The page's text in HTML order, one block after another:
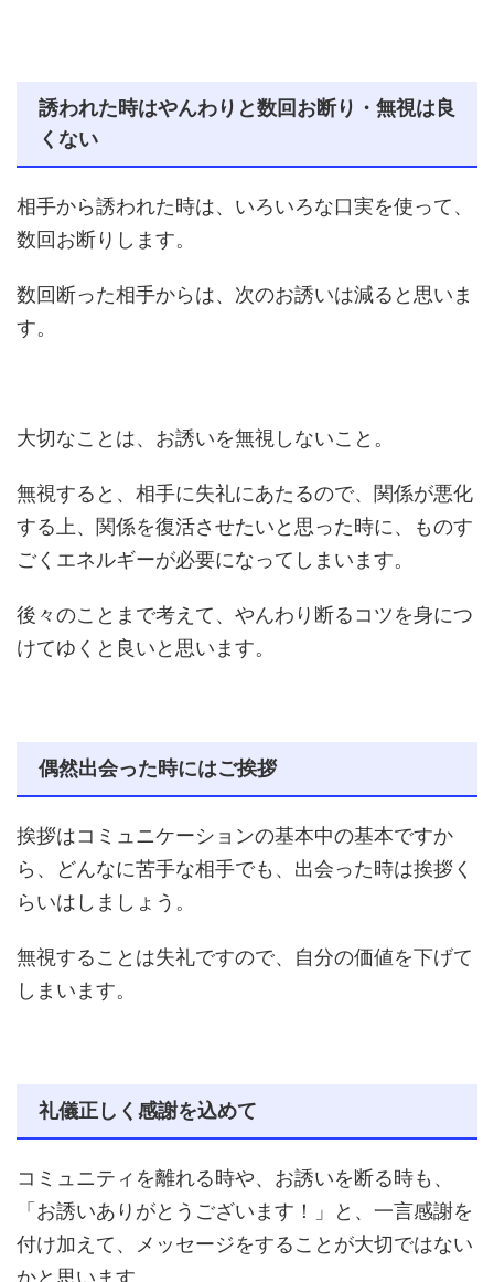
誘われた時はやんわりと数回お断り・無視は良
くない
相手から誘われた時は、いろいろな口実を使って、
数回お断りします。
数回断った相手からは、次のお誘いは減ると思いま
す。
大切なことは、お誘いを無視しないこと。
無視すると、相手に失礼にあたるので、関係が悪化
する上、関係を復活させたいと思った時に、ものす
ごくエネルギーが必要になってしまいます。
後々のことまで考えて、やんわり断るコツを身につ
けてゆくと良いと思います。
偶然出会った時にはご挨拶
挨拶はコミュニケーションの基本中の基本ですか
ら、どんなに苦手な相手でも、出会った時は挨拶く
らいはしましょう。
無視することは失礼ですので、自分の価値を下げて
しまいます。
礼儀正しく感謝を込めて
コミュニティを離れる時や、お誘いを断る時も、
「お誘いありがとうございます！」と、一言感謝を
付け加えて、メッセージをすることが大切ではない
かと思います。